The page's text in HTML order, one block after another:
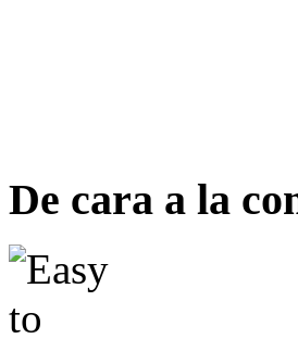
De cara a la